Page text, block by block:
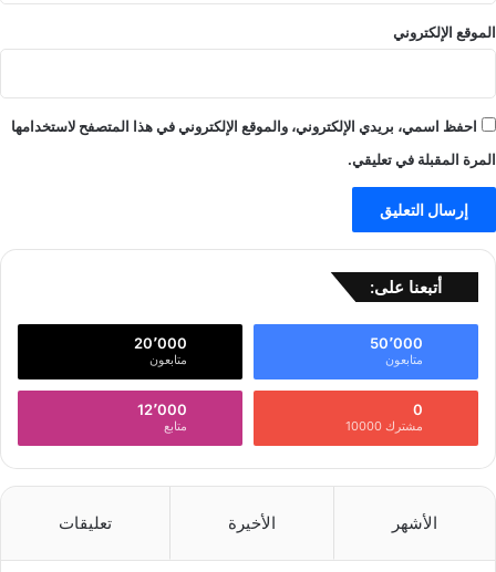
الموقع الإلكتروني
احفظ اسمي، بريدي الإلكتروني، والموقع الإلكتروني في هذا المتصفح لاستخدامها
المرة المقبلة في تعليقي.
أتبعنا على:
50٬000
متابعون
20٬000
متابعون
0
مشترك 10000
12٬000
متابع
الأشهر الأخيرة تعليقات